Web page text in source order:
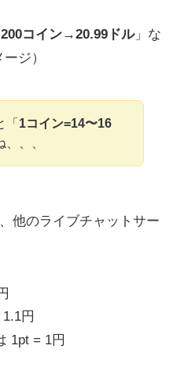
200コイン→20.99ドル」な
ジ）
「1コイン=14〜16
、、、
他のライブチャットサー
円
1pt = 1円